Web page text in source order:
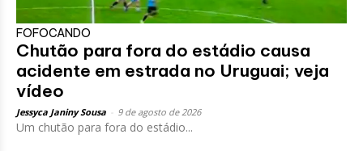
FOFOCANDO
Chutão para fora do estádio causa
acidente em estrada no Uruguai; veja
vídeo
Jessyca Janiny Sousa 9 de agosto de 2026
Um chutão para fora do estádio...